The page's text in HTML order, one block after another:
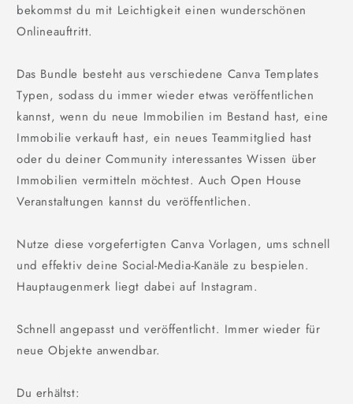
bekommst du mit Leichtigkeit einen wunderschönen
Onlineauftritt.
Das Bundle besteht aus verschiedene Canva Templates
Typen, sodass du immer wieder etwas veröffentlichen
kannst, wenn du neue Immobilien im Bestand hast, eine
Immobilie verkauft hast, ein neues Teammitglied hast
oder du deiner Community interessantes Wissen über
Immobilien vermitteln möchtest. Auch Open House
Veranstaltungen kannst du veröffentlichen.
Nutze diese vorgefertigten Canva Vorlagen, ums schnell
und effektiv deine Social-Media-Kanäle zu bespielen.
Hauptaugenmerk liegt dabei auf Instagram.
Schnell angepasst und veröffentlicht. Immer wieder für
neue Objekte anwendbar.
Du erhältst: